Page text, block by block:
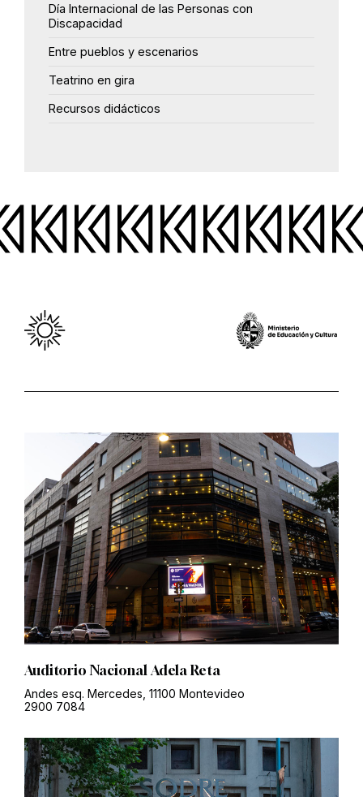
Día Internacional de las Personas con
Discapacidad
Entre pueblos y escenarios
Teatrino en gira
Recursos didácticos
Auditorio Nacional Adela Reta
Andes esq. Mercedes, 11100 Montevideo
2900 7084